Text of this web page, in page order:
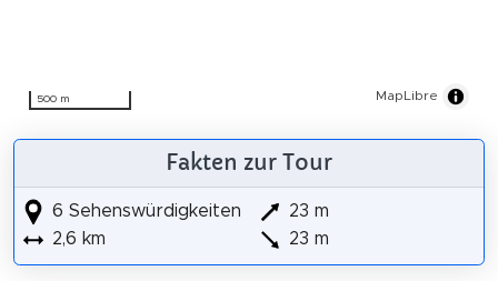
500 m MapLibre
Fakten zur Tour
6 Sehenswürdigkeiten
2,6 km
23 m
23 m